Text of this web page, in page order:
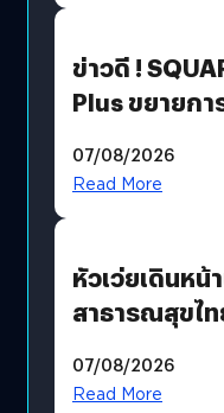
ข่าวดี !
Plus ขยายกา
โดยตรง
07/08/2026
Read More
หัวเว่ยเดินห
สาธารณสุขไ
AI เพื่อการแพ
07/08/2026
Read More